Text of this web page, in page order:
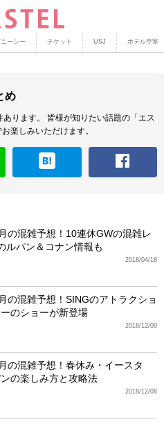
ーシー チケット USJ ホテル空室
め
ります。
皆様が知りたい話題の「エス
楽しみいただけます。
の混雑予想！10連休GWの混雑レ
ルパン＆コナン情報も
2018/04/18
の混雑予想！SINGのアトラクショ
のショーが新登場
2018/12/09
の混雑予想！春休み・イースタ
の楽しみ方と攻略法
2018/12/08